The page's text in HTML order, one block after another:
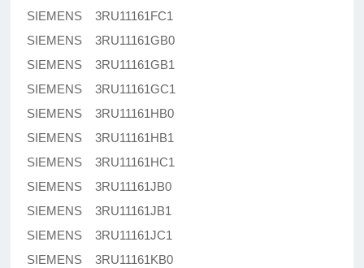
SIEMENS 3RU11161FC1
SIEMENS 3RU11161GB0
SIEMENS 3RU11161GB1
SIEMENS 3RU11161GC1
SIEMENS 3RU11161HB0
SIEMENS 3RU11161HB1
SIEMENS 3RU11161HC1
SIEMENS 3RU11161JB0
SIEMENS 3RU11161JB1
SIEMENS 3RU11161JC1
SIEMENS 3RU11161KB0